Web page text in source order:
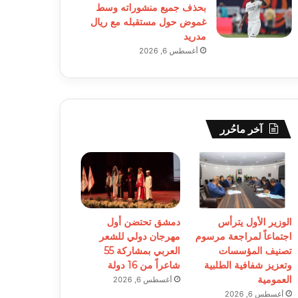
بحذف جميع منشوراته وسط
غموض حول مستقبله مع ريال
مدريد
أغسطس 6, 2026
آخر ماحُرر
الوزير الأول يترأس
اجتماعاً لمراجعة مرسوم
تصنيف المؤسسات
وتعزيز شفافية الطلبية
العمومية
أغسطس 6, 2026
دمشق تحتضن أول
مهرجان دولي للشعر
العربي بمشاركة 55
شاعراً من 16 دولة
أغسطس 6, 2026